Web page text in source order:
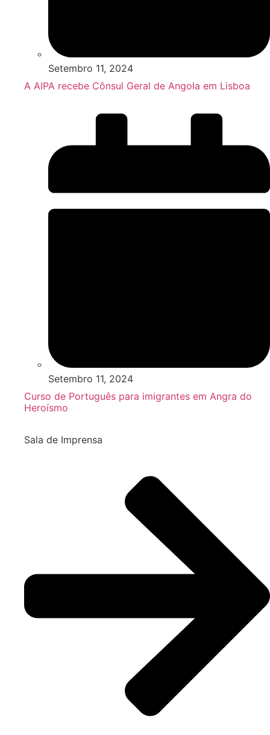
Setembro 11, 2024
A AIPA recebe Cônsul Geral de Angola em Lisboa
Setembro 11, 2024
Curso de Português para imigrantes em Angra do
Heroísmo
Sala de Imprensa